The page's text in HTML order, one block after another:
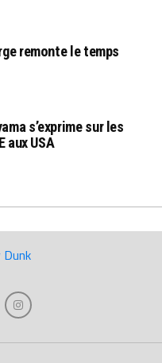
remonte le temps
s’exprime sur les
aux USA